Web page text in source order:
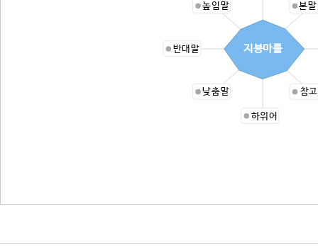
본
참
하위어
낮춤말
반대말
높임말
지붕마를